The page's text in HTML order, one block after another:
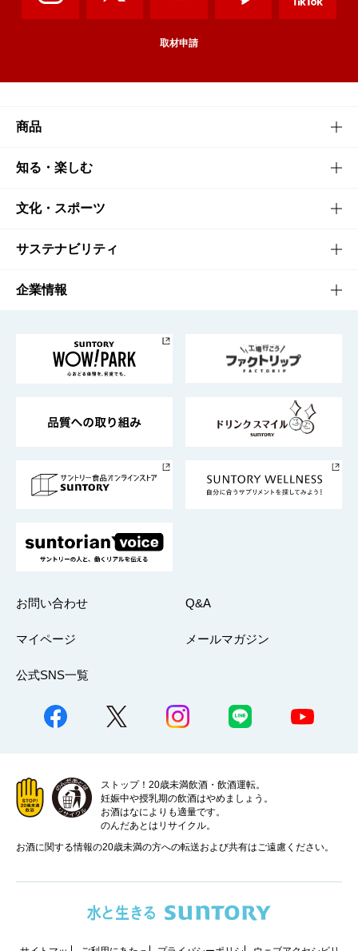
取材申請
商品
商品TOP
商品一覧
商品発売情報
栄養成分一覧
知る・楽しむ
知る・楽しむTOP
キャンペーン
工場見学
地域情報
文化・スポーツ
文化・スポーツTOP
サントリーホール
サントリーサンバーズ大阪
サステナビリティ
サステナビリティTOP
サントリーが考えるサステナビリティ経営
企業情報
企業概要
採用情報
お問い合わせ Q&A
マイページ メールマガジン
公式SNS一覧
ストップ！20歳未満飲酒・飲酒運転。
妊娠中や授乳期の飲酒はやめましょう。
お酒はなによりも適量です。
のんだあとはリサイクル。
お酒に関する情報の20歳未満の方への転送および共有はご遠慮ください。